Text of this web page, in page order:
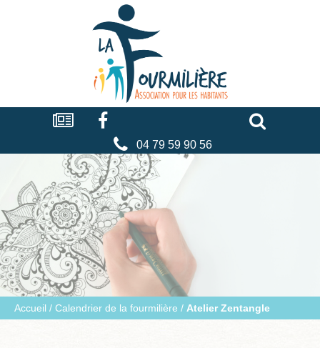
La
fourmilière
Actualités Facebook
04 79 59 90 56
Accueil / Calendrier de la fourmilière / Atelier Zentangle
Cookies management panel